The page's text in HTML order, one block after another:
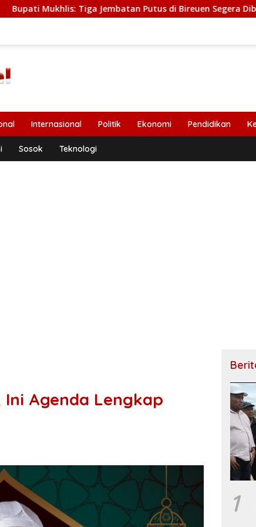
Tiga Jembatan Putus di Bireuen Segera Dibangun, Anggaran
Internasional Politik Ekonomi Pendidikan
Sosok Teknologi
Agenda Lengkap
1